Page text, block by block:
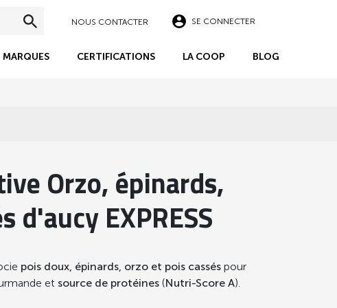
NOUS CONTACTER SE CONNECTER
MARQUES CERTIFICATIONS LA COOP BLOG
Orzo, épinards,
d'aucy EXPRESS
pois doux, épinards, orzo et pois cassés pour
et source de protéines (Nutri-Score A).